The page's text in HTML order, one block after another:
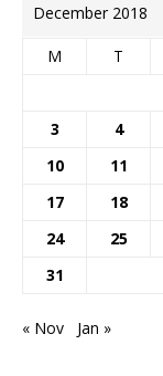
December 2018
M T
3
4
10
11
17
18
24
25
31
« Nov Jan »